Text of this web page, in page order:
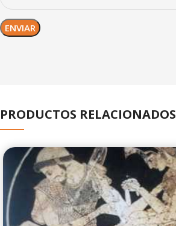
PRODUCTOS RELACIONADOS